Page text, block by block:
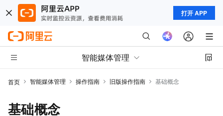
打开 APP
智能媒体管理
首页 智能媒体管理 操作指南 旧版操作指南 基础概念
基础概念